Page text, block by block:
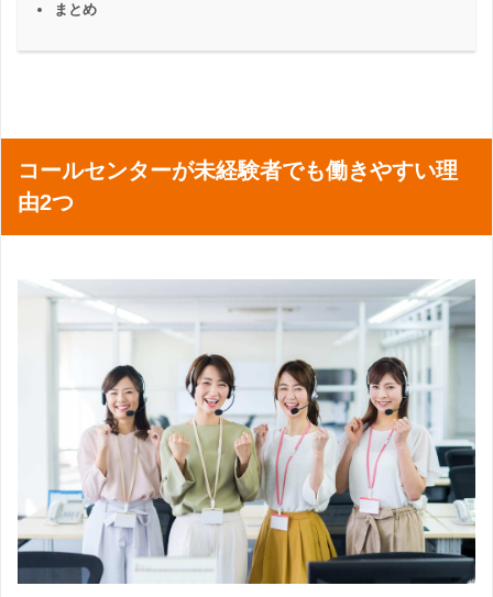
まとめ
コールセンターが未経験者でも働きやすい理
由2つ